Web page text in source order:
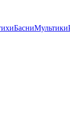
БасниМультики